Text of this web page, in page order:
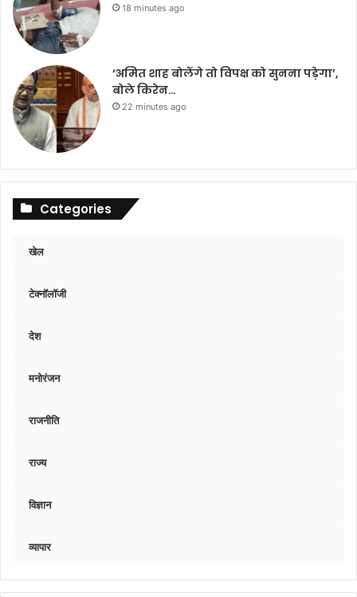
18 minutes ago
‘अमित शाह बोलेंगे तो विपक्ष को सुनना पड़ेगा’,
बोले किरेन…
22 minutes ago
Categories
खेल
टेक्नॉलॉजी
देश
मनोरंजन
राजनीति
राज्य
विज्ञान
व्यापार